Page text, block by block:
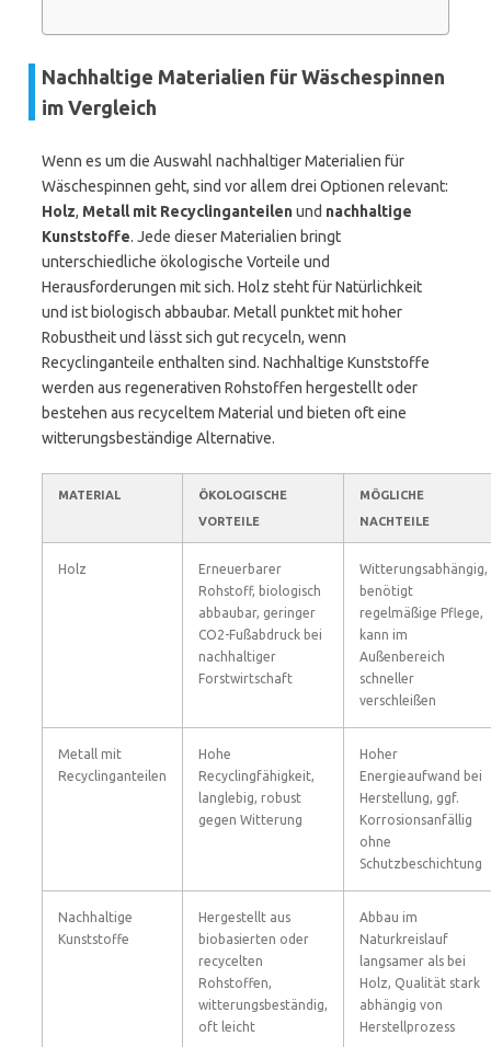
Nachhaltige Materialien für Wäschespinnen
im Vergleich
Wenn es um die Auswahl nachhaltiger Materialien für
Wäschespinnen geht, sind vor allem drei Optionen relevant:
Holz, Metall mit Recyclinganteilenund nachhaltige
Kunststoffe. Jede dieser Materialien bringt
unterschiedliche ökologische Vorteile und
Herausforderungen mit sich. Holz steht für Natürlichkeit
und ist biologisch abbaubar. Metall punktet mit hoher
Robustheit und lässt sich gut recyceln, wenn
Recyclinganteile enthalten sind. Nachhaltige Kunststoffe
werden aus regenerativen Rohstoffen hergestellt oder
bestehen aus recyceltem Material und bieten oft eine
witterungsbeständige Alternative.
MATERIAL
ÖKOLOGISCHE
VORTEILE
MÖGLICHE
NACHTEILE
Holz
Erneuerbarer
Rohstoff, biologisch
abbaubar, geringer
CO2-Fußabdruck bei
nachhaltiger
Forstwirtschaft
Witterungsabhängig,
benötigt
regelmäßige Pflege,
kann im
Außenbereich
schneller
verschleißen
Metall mit
Recyclinganteilen
Hohe
Recyclingfähigkeit,
langlebig, robust
gegen Witterung
Hoher
Energieaufwand bei
Herstellung, ggf.
Korrosionsanfällig
ohne
Schutzbeschichtung
Nachhaltige
Kunststoffe
Hergestellt aus
biobasierten oder
recycelten
Rohstoffen,
witterungsbeständig,
oft leicht
Abbau im
Naturkreislauf
langsamer als bei
Holz, Qualität stark
abhängig von
Herstellprozess